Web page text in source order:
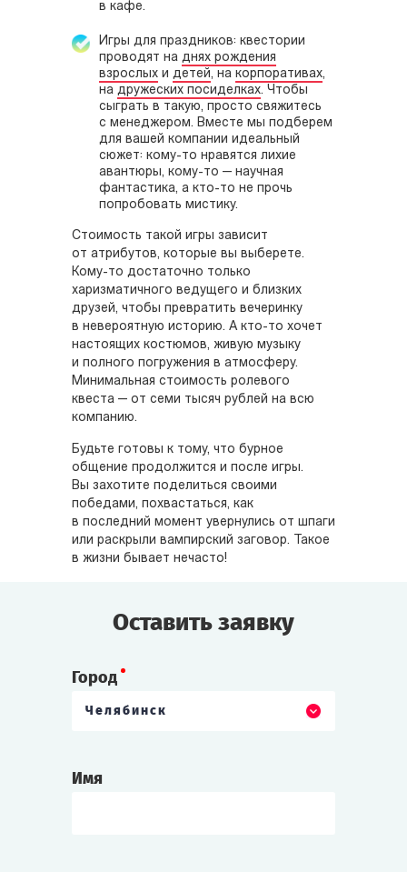
в кафе.
Игры для праздников: квестории
проводят на днях рождения
взрослых и детей, на корпоративах,
на дружеских посиделках. Чтобы
сыграть в такую, просто свяжитесь
с менеджером. Вместе мы подберем
для вашей компании идеальный
сюжет: кому-то нравятся лихие
авантюры, кому-то — научная
фантастика, а кто-то не прочь
попробовать мистику.
Стоимость такой игры зависит
от атрибутов, которые вы выберете.
Кому-то достаточно только
харизматичного ведущего и близких
друзей, чтобы превратить вечеринку
в невероятную историю. А кто-то хочет
настоящих костюмов, живую музыку
и полного погружения в атмосферу.
Минимальная стоимость ролевого
квеста — от семи тысяч рублей на всю
компанию.
Будьте готовы к тому, что бурное
общение продолжится и после игры.
Вы захотите поделиться своими
победами, похвастаться, как
в последний момент увернулись от шпаги
или раскрыли вампирский заговор. Такое
в жизни бывает нечасто!
Оставить заявку
Город
Челябинск
Имя